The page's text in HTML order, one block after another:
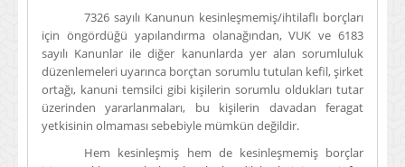
7326 sayılı Kanunun kesinleşmemiş/ihtilaflı borçları
için öngördüğü yapılandırma olanağından, VUK ve 6183
sayılı Kanunlar ile diğer kanunlarda yer alan sorumluluk
düzenlemeleri uyarınca borçtan sorumlu tutulan kefil, şirket
ortağı, kanuni temsilci gibi kişilerin sorumlu oldukları tutar
üzerinden yararlanmaları, bu kişilerin davadan feragat
yetkisinin olmaması sebebiyle mümkün değildir.
Hem kesinleşmiş hem de kesinleşmemiş borçlar